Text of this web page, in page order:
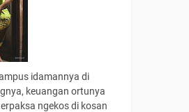
idamannya di
keuangan ortunya
ngekos di kosan